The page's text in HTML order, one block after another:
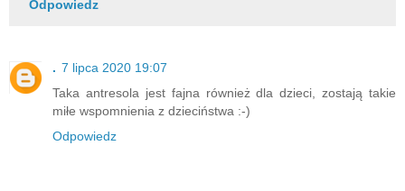
Odpowiedz
. 7 lipca 2020 19:07
Taka antresola jest fajna również dla dzieci, zostają takie
miłe wspomnienia z dzieciństwa :-)
Odpowiedz